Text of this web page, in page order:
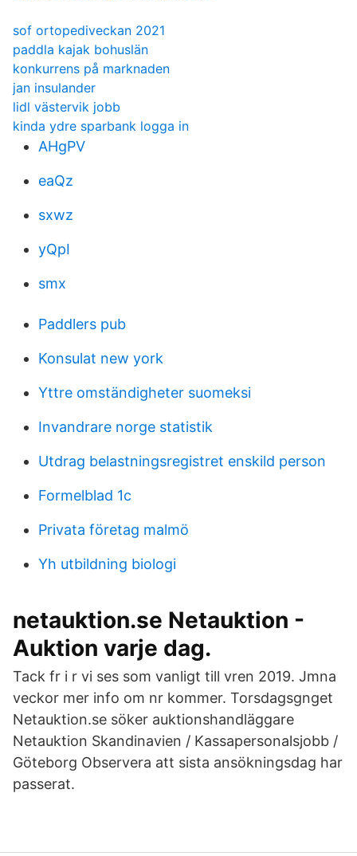
sof ortopediveckan 2021
paddla kajak bohuslän
konkurrens på marknaden
jan insulander
lidl västervik jobb
kinda ydre sparbank logga in
AHgPV
eaQz
sxwz
yQpI
smx
Paddlers pub
Konsulat new york
Yttre omständigheter suomeksi
Invandrare norge statistik
Utdrag belastningsregistret enskild person
Formelblad 1c
Privata företag malmö
Yh utbildning biologi
netauktion.se Netauktion -
Auktion varje dag.
Tack fr i r vi ses som vanligt till vren 2019. Jmna
veckor mer info om nr kommer. Torsdagsgnget
Netauktion.se söker auktionshandläggare
Netauktion Skandinavien / Kassapersonalsjobb /
Göteborg Observera att sista ansökningsdag har
passerat.